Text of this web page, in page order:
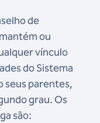
de
ou
vínculo
do Sistema
seus parentes,
grau. Os
são: